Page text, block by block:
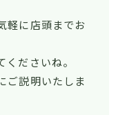
軽に店頭までお
ださいね。
ご説明いたしま